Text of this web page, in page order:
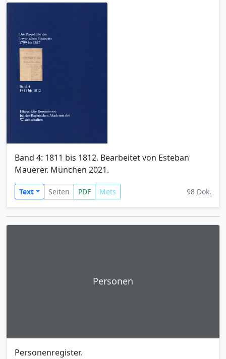
Band 4: 1811 bis 1812. Bearbeitet von Esteban
Mauerer. München 2021.
Text Seiten PDF Mets 98 Dok.
Personen
Personenregister.